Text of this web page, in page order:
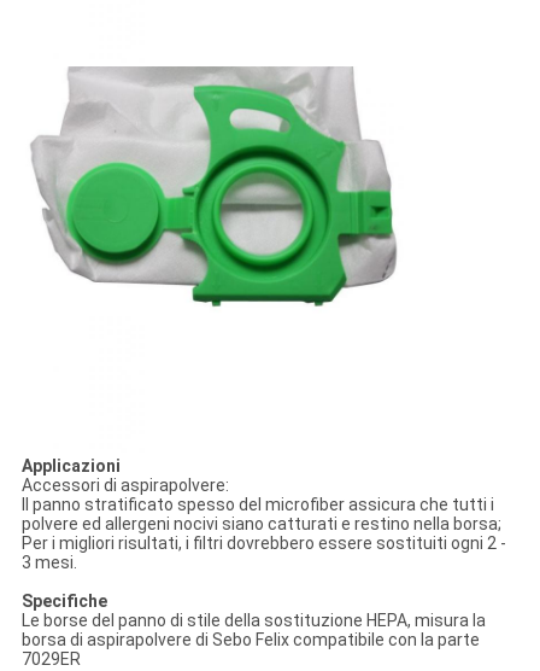
Applicazioni
Accessori di aspirapolvere:
Il panno stratificato spesso del microfiber assicura che tutti i
polvere ed allergeni nocivi siano catturati e restino nella borsa;
Per i migliori risultati, i filtri dovrebbero essere sostituiti ogni 2 -
3 mesi.
Specifiche
Le borse del panno di stile della sostituzione HEPA, misura la
borsa di aspirapolvere di Sebo Felix compatibile con la parte
7029ER